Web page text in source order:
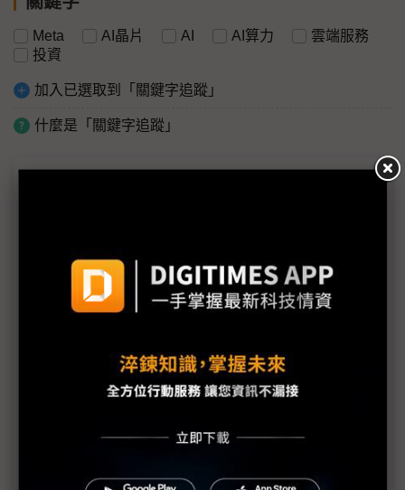
Meta AI晶片 AI AI算力
雲端服務
投資
加入已選取到「關鍵字追蹤」
什麼是「關鍵字追蹤」
Meta投入算力出租掀議 投資過剩還是雲端AI晶片需
求續攻？
Meta算力出租掀AI泡沫疑雲 伺服器鏈駁：看見AI投